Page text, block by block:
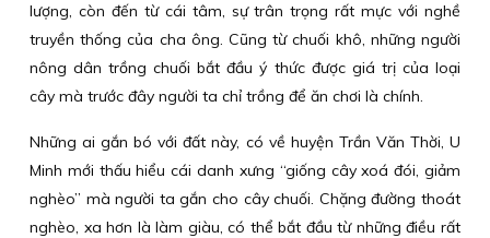
lượng, còn đến từ cái tâm, sự trân trọng rất mực với nghề
truyền thống của cha ông. Cũng từ chuối khô, những người
nông dân trồng chuối bắt đầu ý thức được giá trị của loại
cây mà trước đây người ta chỉ trồng để ăn chơi là chính.
Những ai gắn bó với đất này, có về huyện Trần Văn Thời, U
Minh mới thấu hiểu cái danh xưng “giống cây xoá đói, giảm
nghèo” mà người ta gắn cho cây chuối. Chặng đường thoát
nghèo, xa hơn là làm giàu, có thể bắt đầu từ những điều rất